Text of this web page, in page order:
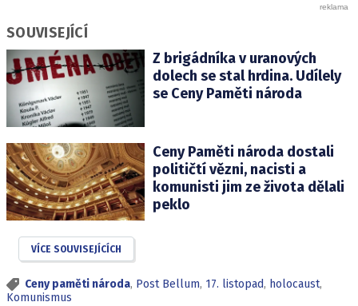
SOUVISEJÍCÍ
Z brigádníka v uranových
dolech se stal hrdina. Udílely
se Ceny Paměti národa
Ceny Paměti národa dostali
političtí vězni, nacisti a
komunisti jim ze života dělali
peklo
VÍCE SOUVISEJÍCÍCH
Ceny paměti národa, Post Bellum, 17. listopad, holocaust,
Komunismus